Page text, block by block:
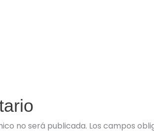
no será publicada. Los campos